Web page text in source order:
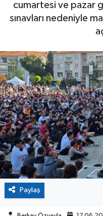
cumartesi ve pazar
sınavları nedeniyle
Paylaş